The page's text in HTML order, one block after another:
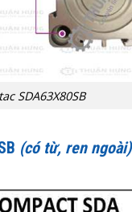
SDA63X80SB
(có từ, ren ngoài)